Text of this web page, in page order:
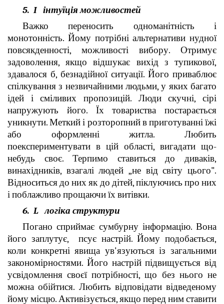
5. I інтуїція можливостей
Важко переносить одноманітність і
монотонність. Йому потрібні альтернативи нудної
повсякденності, можливості вибору. Отримує
задоволення, якщо відшукає вихід з тупикової,
здавалося б, безнадійної ситуації. Його приваблює
спілкування з незвичайними людьми, у яких багато
ідей і сміливих пропозицій. Люди скучні, сірі
напружують його. Їх товариства постарається
уникнути. Меткий і розторопний в приготуванні їжі
або оформленні житла. Любить
поекспериментувати в цій області, вигадати що-
небудь своє. Терпимо ставиться до диваків,
винахідників, взагалі людей „не від світу цього".
Відноситься до них як до дітей, піклуючись про них
і поблажливо прощаючи їх витівки.
6. L логіка структури
Погано сприймає сумбурну інформацію. Вона
його заплутує, псує настрій. Йому подобається,
коли конкретні явища ув'язуються із загальними
закономірностями. Його настрій підвищується від
усвідомлення своєї потрібності, що без нього не
можна обійтися. Любить відповідати відведеному
йому місцю. Активізується, якщо перед ним ставити